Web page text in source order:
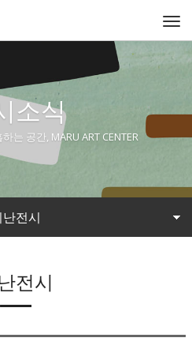
소식
는 공간, MARU ART CENTER
난전시
전시